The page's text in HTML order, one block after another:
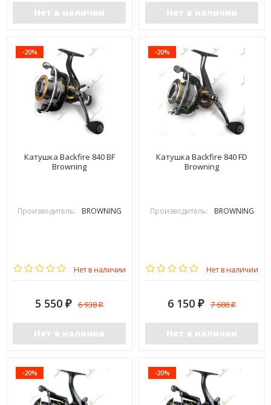
Нет в наличии Нет в наличии
-20%
Катушка Backfire 840 BF
Browning
Производитель: BROWNING
Нет в наличии
5 550 ₽ 6 938₽
Нет в наличии
-20%
Катушка Backfire 840 FD
Browning
Производитель: BROWNING
Нет в наличии
6 150 ₽ 7 688₽
Нет в наличии
-20% -20%